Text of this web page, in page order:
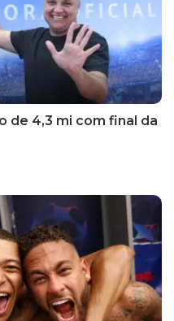
de 4,3 mi com final da